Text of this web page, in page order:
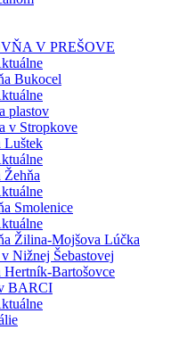
V PREŠOVE
Bukocel
plastov
v Stropkove
Luštek
Žehňa
Smolenice
Žilina-Mojšova Lúčka
Nižnej Šebastovej
Hertník-Bartošovce
BARCI